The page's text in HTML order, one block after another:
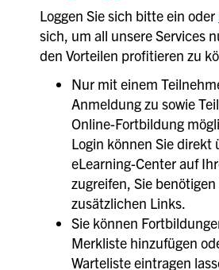
Loggen Sie sich bitte ein oder
sich, um all unsere Services
den Vorteilen profitieren zu
Nur mit einem
Anmeldung zu sowie
Online-Fortbildung
Login können Sie direkt
eLearning-Center auf
zugreifen, Sie
zusätzlichen Links.
Sie können
Merkliste hinzufügen
Warteliste eintragen